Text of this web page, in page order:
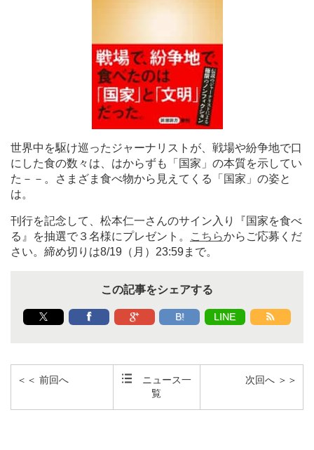
世界中を駆け巡ったジャーナリストが、戦場や紛争地で口
にした食の数々は、はからずも「国家」の本質を示してい
た－－。さまざま食べ物から見えてくる「国家」の姿と
は。
刊行を記念して、松本仁一さんのサイン入り『国家を食べ
る』を抽選で３名様にプレゼント。
こちらからご応募くだ
さい。締め切りは8/19（月）23:59まで。
この記事をシェアする
B! LINE
＜＜ 前回へ
ニュース一
覧
次回へ ＞＞